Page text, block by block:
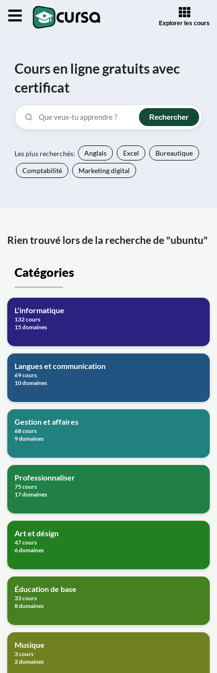
Explorer les cours
Cours en ligne gratuits avec
certificat
Rechercher
Les plus recherchés: Anglais Excel Bureautique
Comptabilité Marketing digital
Rien trouvé lors de la recherche de "ubuntu"
Catégories
L'informatique
132 cours
15 domaines
Langues et communication
69 cours
10 domaines
Gestion et affaires
68 cours
9 domaines
Professionnaliser
75 cours
17 domaines
Art et désign
47 cours
6 domaines
Éducation de base
33 cours
8 domaines
Musique
3 cours
2 domaines